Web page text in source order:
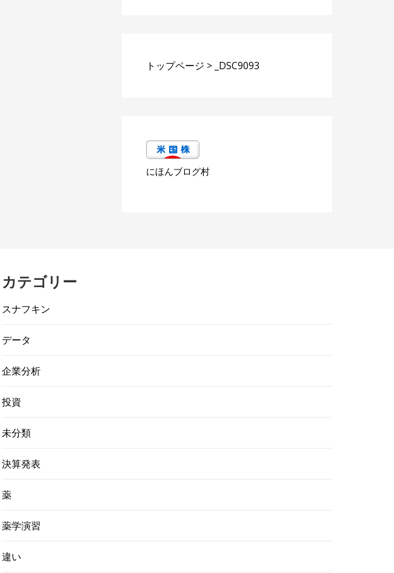
トップページ > _DSC9093
にほんブログ村
カテゴリー
スナフキン
データ
企業分析
投資
未分類
決算発表
薬
薬学演習
違い